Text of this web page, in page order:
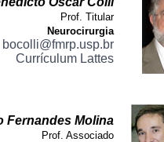
Prof. Titular
Neurocirurgia
bocolli@fmrp.usp.br
Currículum Lattes
Fernandes Molina
Prof. Associado